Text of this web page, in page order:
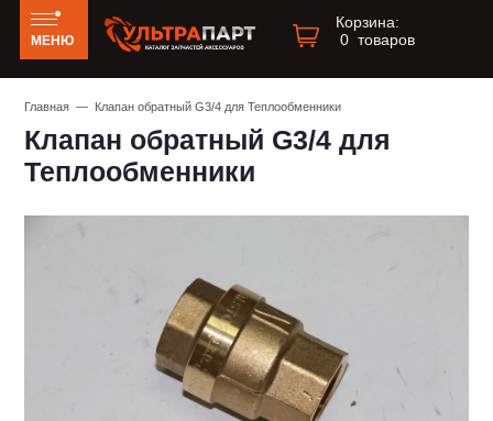
МЕНЮ
Корзина:
0 товаров
Главная — Клапан обратный G3/4 для Теплообменники
Клапан обратный G3/4 для
Теплообменники